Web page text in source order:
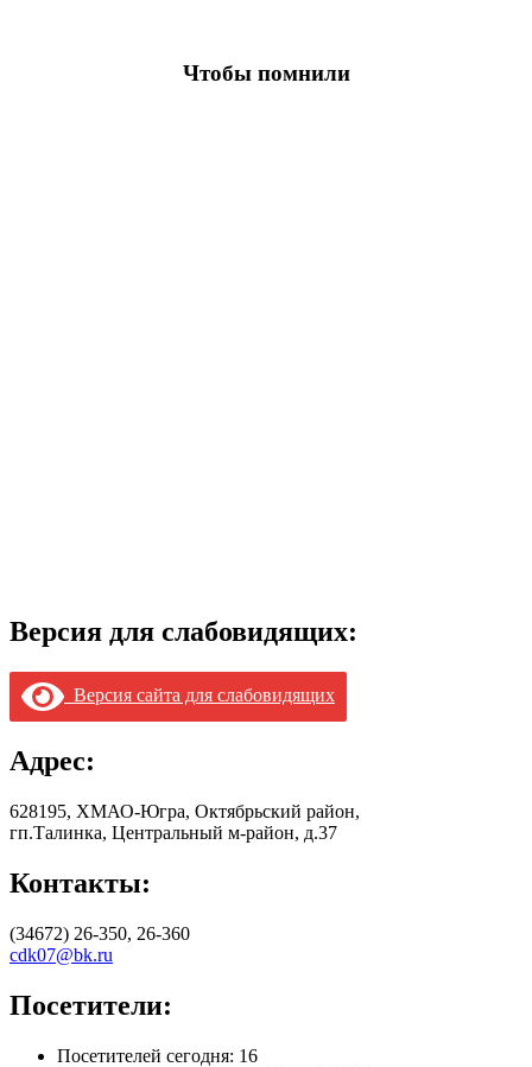
Чтобы помнили
Версия для слабовидящих:
Версия сайта для слабовидящих
Адрес:
628195, ХМАО-Югра, Октябрьский район,
гп.Талинка, Центральный м-район, д.37
Контакты:
(34672) 26-350, 26-360
cdk07@bk.ru
Посетители:
Посетителей сегодня: 16